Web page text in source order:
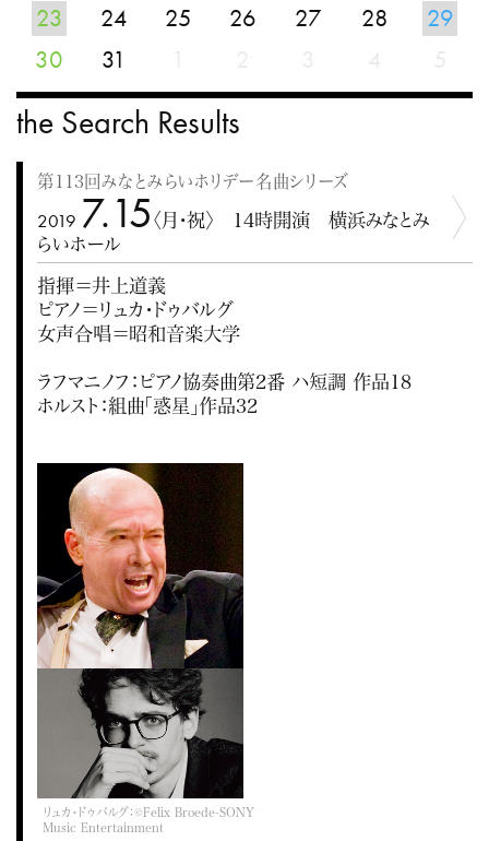
23
24 25 26 27 28
29
30
31
the Search Results
第113回みなとみらいホリデー名曲シリーズ
2019 7.15 〈月・祝〉 14時開演 横浜みなとみ
らいホール
指揮＝井上道義
ピアノ＝リュカ・ドゥバルグ
女声合唱＝昭和音楽大学
ラフマニノフ：ピアノ協奏曲第2番 ハ短調 作品18
ホルスト：組曲「惑星」作品32
リュカ・ドゥバルグ：©Felix Broede-SONY
Music Entertainment